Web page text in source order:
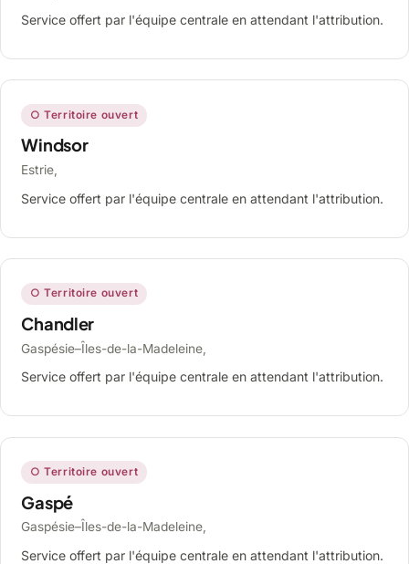
Service offert par l'équipe centrale en attendant l'attribution.
○ Territoire ouvert
Windsor
Estrie,
Service offert par l'équipe centrale en attendant l'attribution.
○ Territoire ouvert
Chandler
Gaspésie–Îles-de-la-Madeleine,
Service offert par l'équipe centrale en attendant l'attribution.
○ Territoire ouvert
Gaspé
Gaspésie–Îles-de-la-Madeleine,
Service offert par l'équipe centrale en attendant l'attribution.